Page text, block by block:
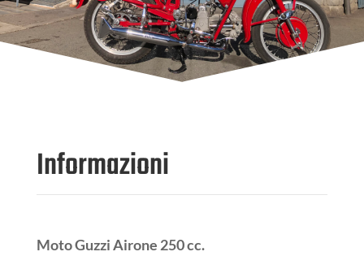
Informazioni
Moto Guzzi Airone 250 cc.